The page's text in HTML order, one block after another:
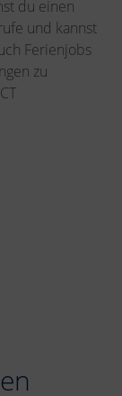
du einen
und kannst
Ferienjobs
zu